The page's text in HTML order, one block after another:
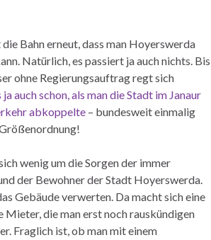
Bahn erneut, dass man Hoyerswerda
Natürlich, es passiert ja auch nichts. Bis
ohne Regierungsauftrag regt sich
ja auch schon, als man die Stadt im Janaur
abkoppelte – bundesweit einmalig
wenig um die Sorgen der immer
der Bewohner der Stadt Hoyerswerda.
Gebäude verwerten. Da macht sich eine
Mieter, die man erst noch rauskündigen
Fraglich ist, ob man mit einem